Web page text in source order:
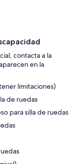
contacta a la
en la
limitaciones)
de ruedas
para silla de ruedas